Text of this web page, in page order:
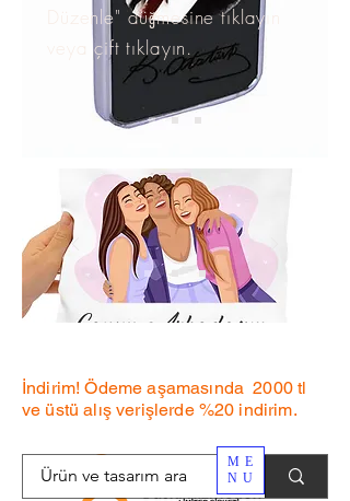
ME
NU
Düzenle" düğmesine tıklayın
veya çift tıklayın.
İndirim! Ödeme aşamasında 2000 tl
ve üstü alış verişlerde %20 indirim.